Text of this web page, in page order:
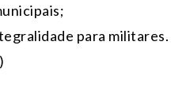
para militares.